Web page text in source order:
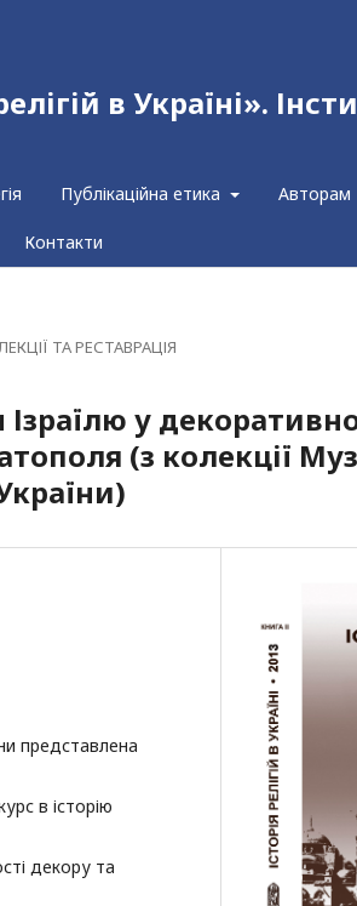
в Україні».
Публікаційна етика Авторам
Контакти
ТА РЕСТАВРАЦІЯ
у
(з колекції
представлена
в історію
декору та